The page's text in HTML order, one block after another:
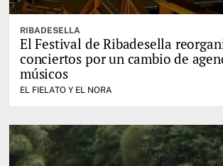
RIBADESELLA
El Festival de Ribadesella
conciertos por un cambio de
músicos
EL FIELATO Y EL NORA